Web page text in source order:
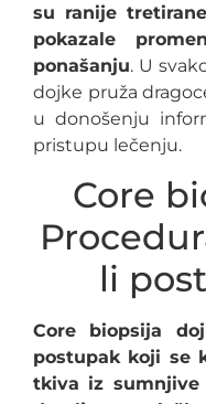
su ranije
pokazale
ponašanju. U
dojke pruža
u donošenju
pristupu lečenju.
Core
li
Core biopsija
postupak koji se
tkiva iz